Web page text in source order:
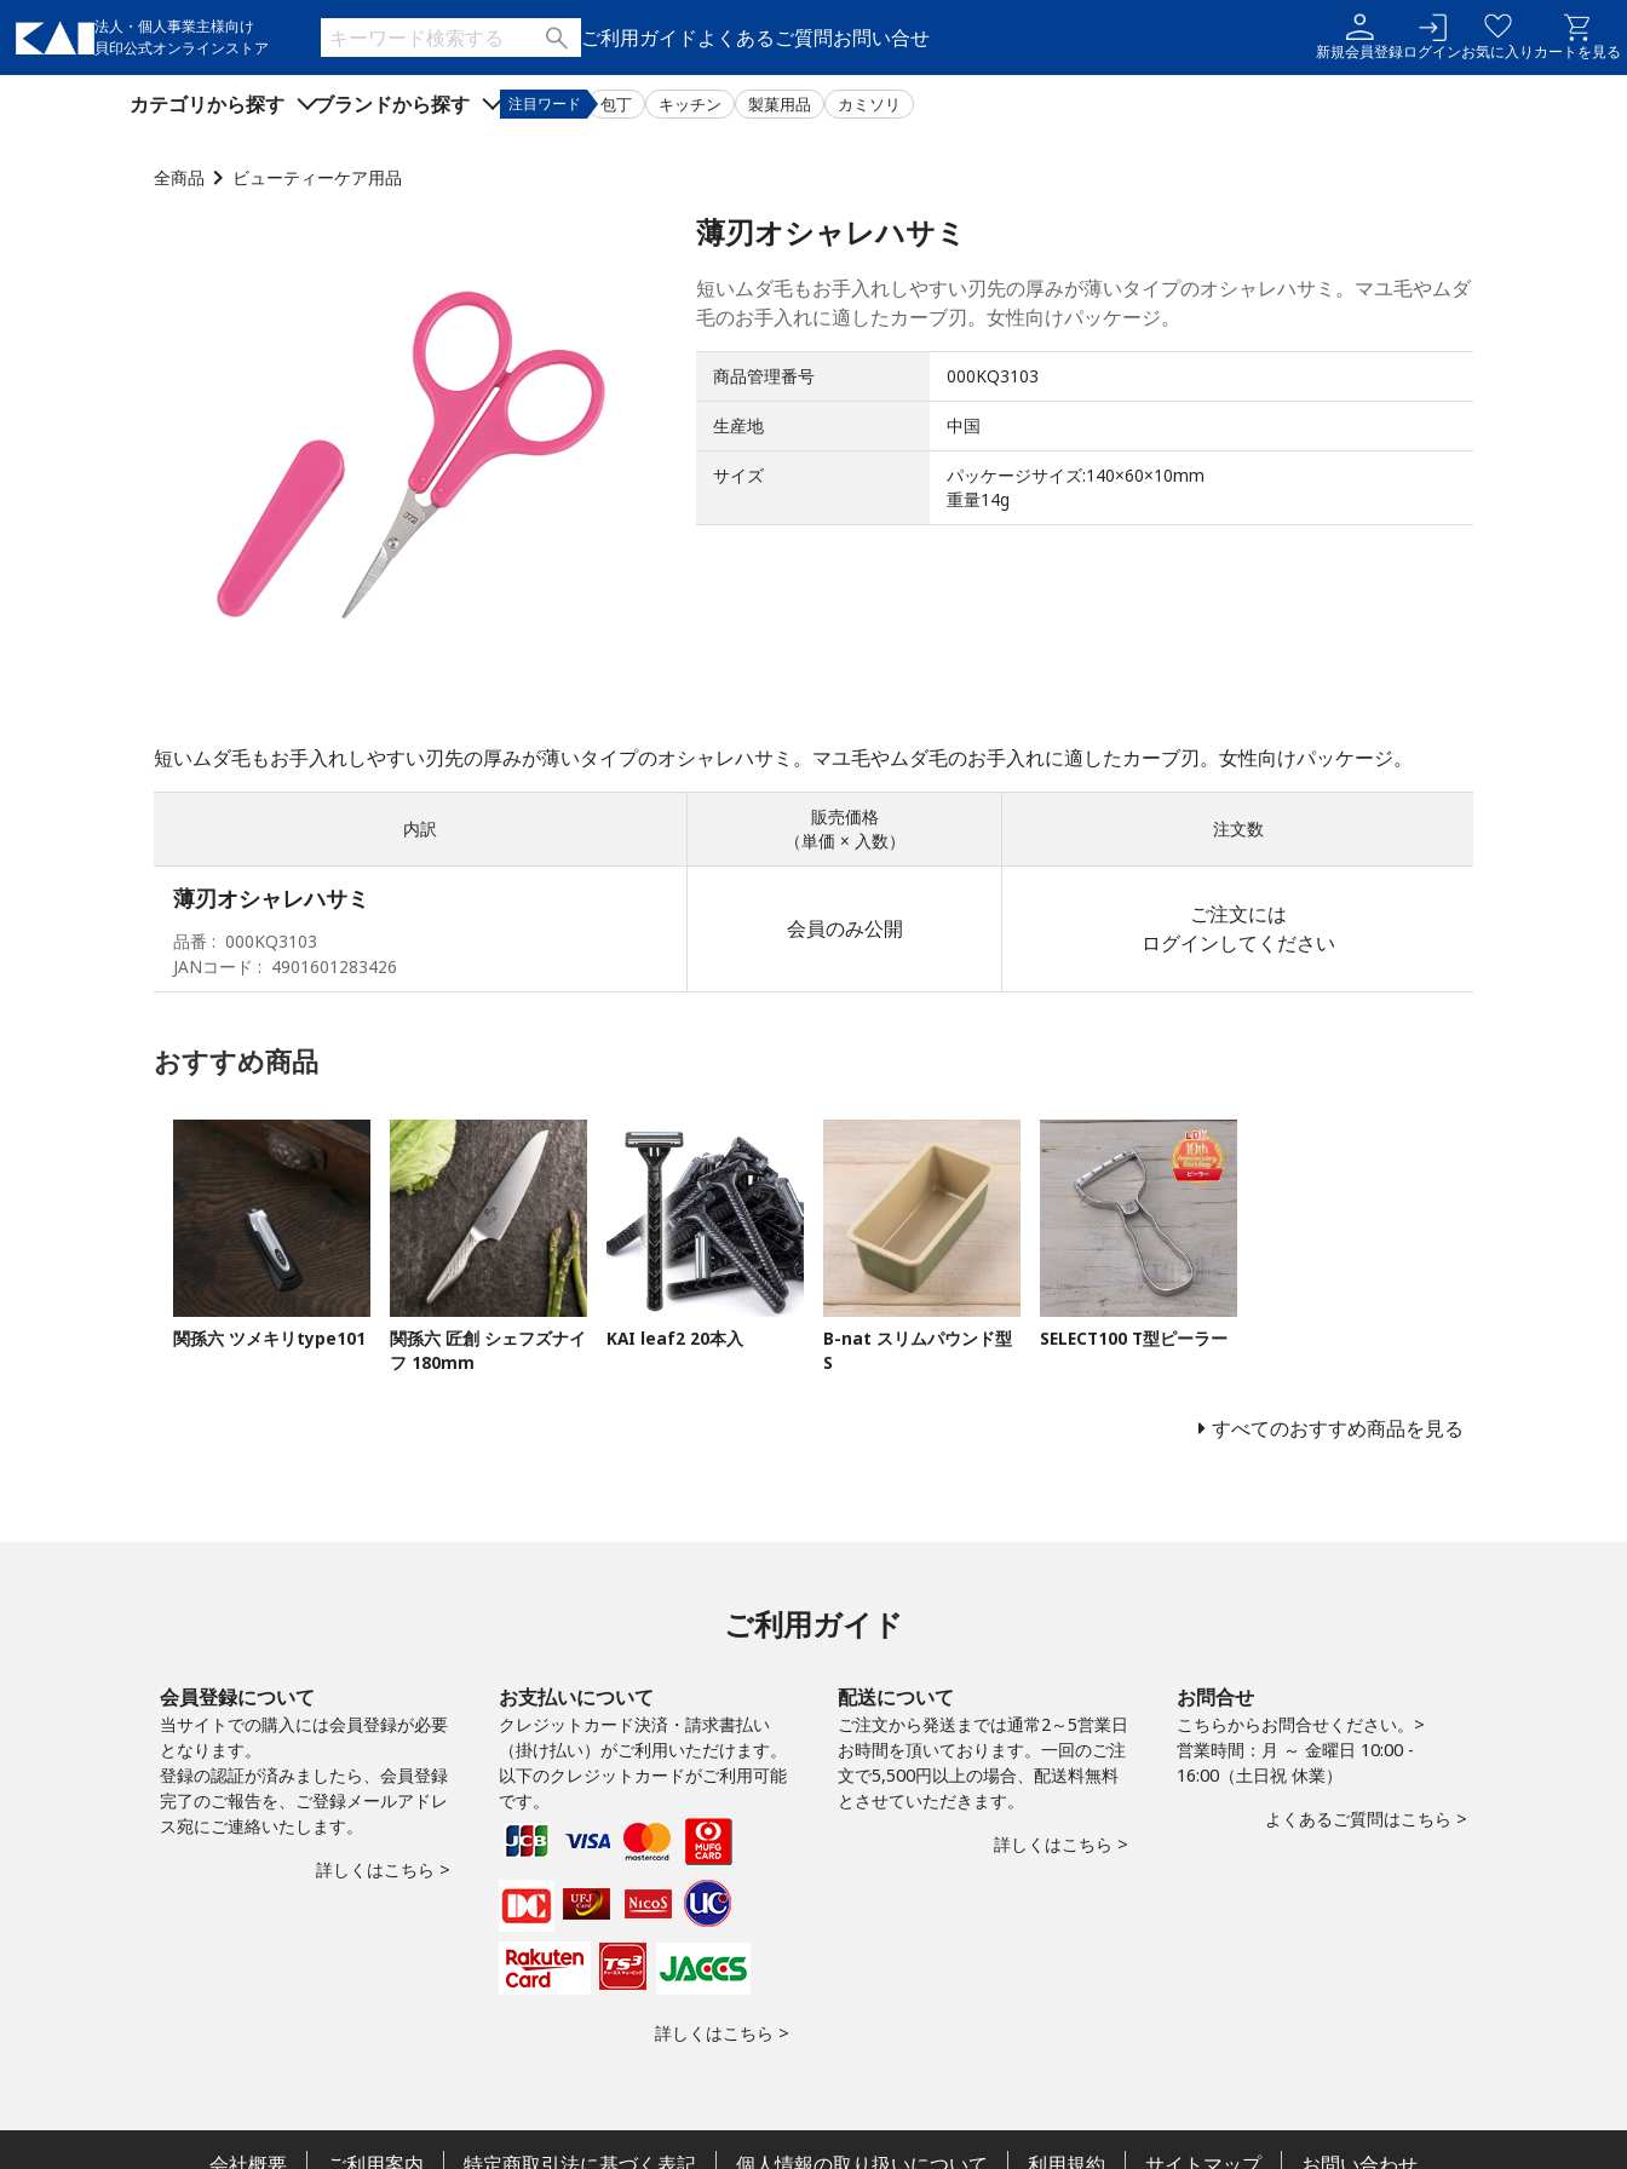
法人・個人事業主様向け
貝印公式オンラインストア
ご利用ガイドよくあるご質問お問い合せ 新規会員登録ログインお気に入り カートを見る
カテゴリから探す ブランドから探す
メンズケア用品
身だしなみ用品
裁縫・ソーイング用品
注目ワード 包丁 キッチン 製菓用品 カミソリ
全商品 ビューティーケア用品
薄刃オシャレハサミ
短いムダ毛もお手入れしやすい刃先の厚みが薄いタイプのオシャレハサミ。マユ毛やムダ
毛のお手入れに適したカーブ刃。女性向けパッケージ。
商品管理番号 000KQ3103
生産地 中国
サイズ
パッケージサイズ:140×60×10mm
重量14g
短いムダ毛もお手入れしやすい刃先の厚みが薄いタイプのオシャレハサミ。マユ毛やムダ毛のお手入れに適したカーブ刃。女性向けパッケージ。
内訳
販売価格
（単価 × 入数）
注文数
薄刃オシャレハサミ
品番
000KQ3103
JANコード
4901601283426
会員のみ公開
ご注文には
ログインしてください
おすすめ商品
関孫六 ツメキリtype101
関孫六 匠創 シェフズナイ
フ 180mm
KAI leaf2 20本入
B-nat スリムパウンド型
S
SELECT100 T型ピーラー
すべてのおすすめ商品を見る
ご利用ガイド
会員登録について
当サイトでの購入には会員登録が必要
となります。
登録の認証が済みましたら、会員登録
完了のご報告を、ご登録メールアドレ
ス宛にご連絡いたします。
詳しくはこちら >
お支払いについて
クレジットカード決済・請求書払い
（掛け払い）がご利用いただけます。
以下のクレジットカードがご利用可能
です。
詳しくはこちら >
配送について
ご注文から発送までは通常2～5営業日
お時間を頂いております。一回のご注
文で5,500円以上の場合、配送料無料
とさせていただきます。
詳しくはこちら >
お問合せ
こちらからお問合せください。>
営業時間：月 ～ 金曜日 10:00 -
16:00（土日祝 休業）
よくあるご質問はこちら >